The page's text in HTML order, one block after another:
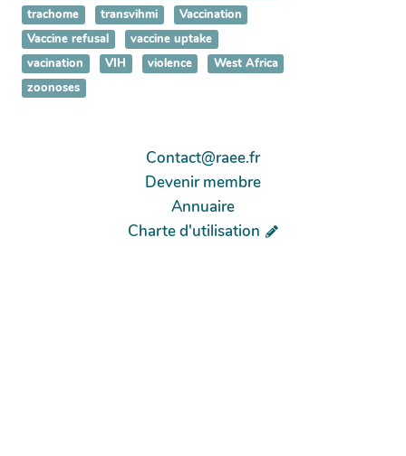
trachome
transvihmi
Vaccination
Vaccine refusal
vaccine uptake
vacination
VIH violence
West Africa
zoonoses
Contact@raee.fr
Devenir membre
Annuaire
Charte d'utilisation